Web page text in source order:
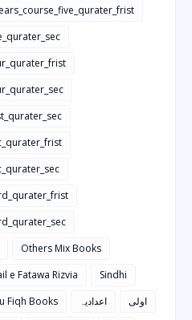
Others Mix Books
e Fatawa Rizvia
Sindhi
Fiqh Books اعدادیہ اولی